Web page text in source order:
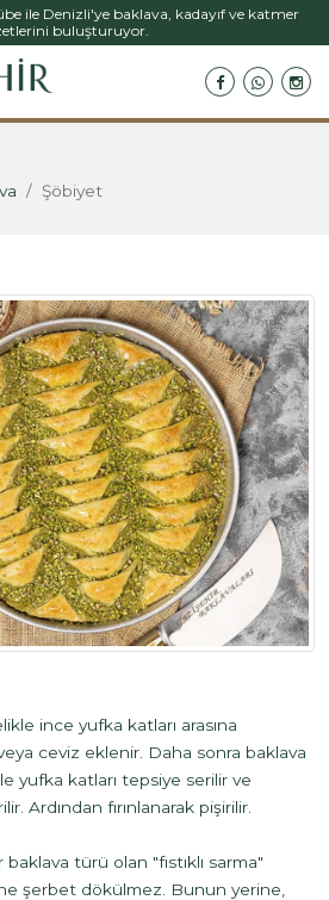
ile Denizli'ye baklava, kadayıf ve katmer
buluşturuyor.
Şöbiyet
ince yufka katları arasına
ceviz eklenir. Daha sonra baklava
yufka katları tepsiye serilir ve
Ardından fırınlanarak pişirilir.
türü olan "fıstıklı sarma"
şerbet dökülmez. Bunun yerine,